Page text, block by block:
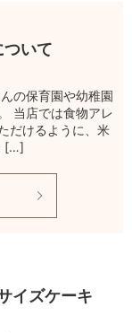
ついて
の保育園や幼稚園
当店では食物アレ
だけるように、米
[…]
イズケーキ